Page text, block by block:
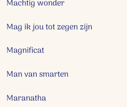
Machtig wonder
Mag ik jou tot zegen zijn
Magnificat
Man van smarten
Maranatha